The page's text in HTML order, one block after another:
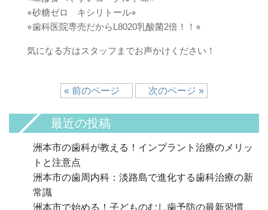
⭐︎砂糖ゼロ キシリトール⭐︎
⭐︎歯科医院専売だからL8020乳酸菌2倍！！⭐︎
気になる方はスタッフまでお声かけください！
« 前のページ 次のページ »
最近の投稿
洲本市の歯科が教える！インプラント治療のメリッ
トと注意点
洲本市の歯周内科：淡路島で進化する歯科治療の新
常識
洲本市で始める！子どものむし歯予防の最新習慣